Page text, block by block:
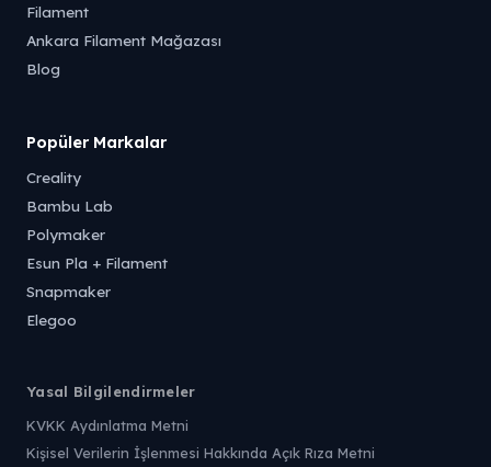
Filament
Ankara Filament Mağazası
Blog
Popüler Markalar
Creality
Bambu Lab
Polymaker
Esun Pla + Filament
Snapmaker
Elegoo
Yasal Bilgilendirmeler
KVKK Aydınlatma Metni
Kişisel Verilerin İşlenmesi Hakkında Açık Rıza Metni